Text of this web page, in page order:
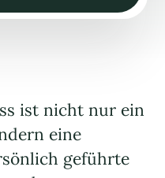
ist nicht nur ein
eine
geführte